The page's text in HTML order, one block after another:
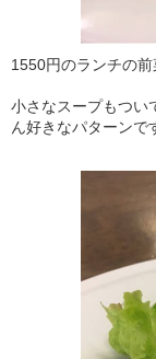
1550円のランチの前
小さなスープもつい
ん好きなパターンで